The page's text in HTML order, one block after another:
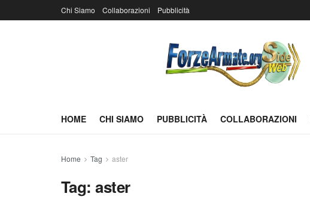
Chi Siamo Collaborazioni Pubblicità
HOME CHI SIAMO PUBBLICITÀ COLLABORAZIONI
Home Tag aster
Tag:aster